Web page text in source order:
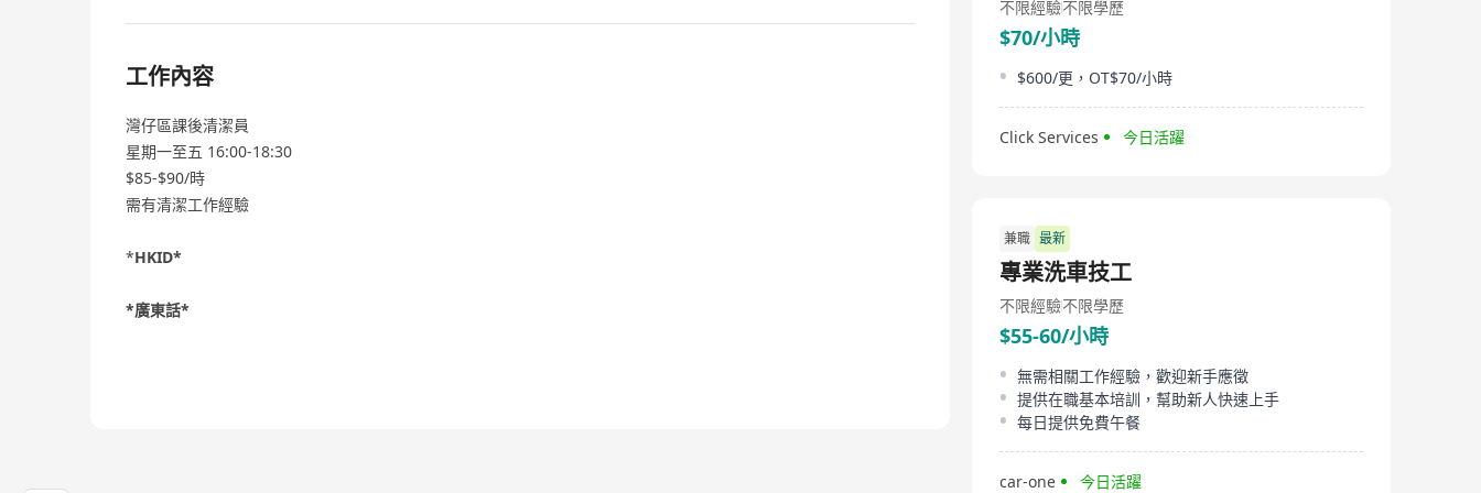
工作內容
灣仔區課後清潔員
星期一至五 16:00-18:30
$85-$90/時
需有清潔工作經驗
*HKID*
*廣東話*
不限經驗不限學歷
$70/小時
$600/更，OT$70/小時
Click Services 今日活躍
兼職 最新
專業洗車技工
不限經驗不限學歷
$55-60/小時
無需相關工作經驗，歡迎新手應徵
提供在職基本培訓，幫助新人快速上手
每日提供免費午餐
car-one 今日活躍